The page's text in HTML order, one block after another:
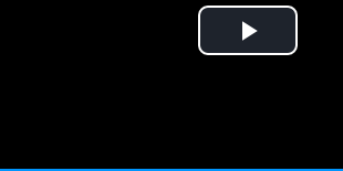
Play